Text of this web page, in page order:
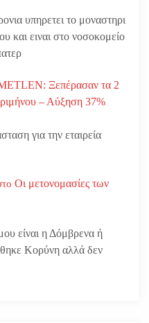
υπηρετει το μοναστηρι
και ειναι στο νοσοκομείο
Ξεπέρασαν τα 2
– Αύξηση 37%
για την εταιρεία
Οι μετονομασίες των
είναι η Δόμβρενα ή
Κορύνη αλλά δεν